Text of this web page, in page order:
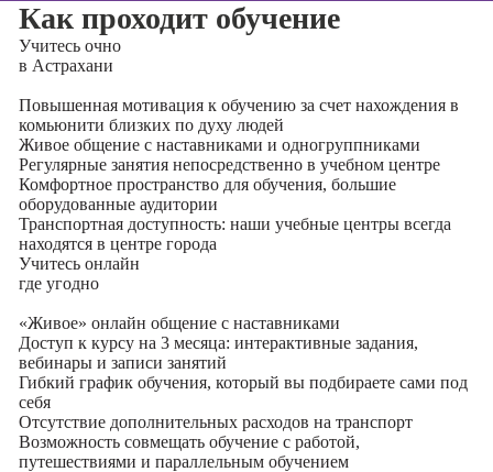
Как проходит обучение
Учитесь очно
в Астрахани
Повышенная мотивация к обучению за счет нахождения в
комьюнити близких по духу людей
Живое общение с наставниками и одногруппниками
Регулярные занятия непосредственно в учебном центре
Комфортное пространство для обучения, большие
оборудованные аудитории
Транспортная доступность: наши учебные центры всегда
находятся в центре города
Учитесь онлайн
где угодно
«Живое» онлайн общение с наставниками
Доступ к курсу на 3 месяца: интерактивные задания,
вебинары и записи занятий
Гибкий график обучения, который вы подбираете сами под
себя
Отсутствие дополнительных расходов на транспорт
Возможность совмещать обучение с работой,
путешествиями и параллельным обучением